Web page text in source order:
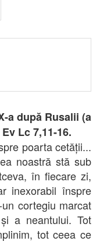
a după Rusalii (a
Lc 7,11-16.
poarta cetății...
noastră stă sub
în fiecare zi,
inexorabil înspre
cortegiu marcat
a neantului. Tot
tot ceea ce